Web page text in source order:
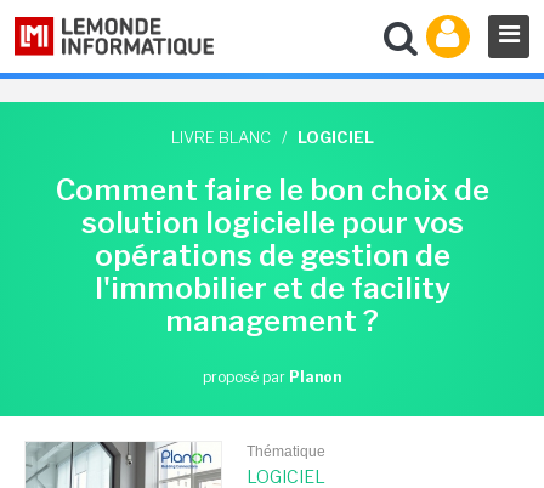
LIVRE BLANC / LOGICIEL
Comment faire le bon choix de
solution logicielle pour vos
opérations de gestion de
l'immobilier et de facility
management ?
proposé par Planon
Thématique
LOGICIEL